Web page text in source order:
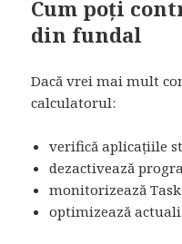
Cum poți
din fundal
Dacă vrei mai mult
calculatorul:
verifică aplicațiile
dezactivează
monitorizează
optimizează